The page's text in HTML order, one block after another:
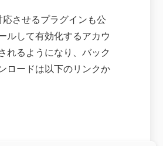
させるプラグインも公
ルして有効化するアカウ
れるようになり、バック
ロードは以下のリンクか